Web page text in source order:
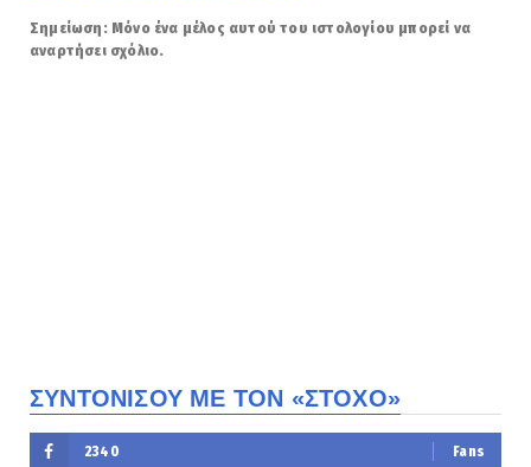
Σημείωση: Μόνο ένα μέλος αυτού του ιστολογίου μπορεί να
αναρτήσει σχόλιο.
ΣΥΝΤΟΝΙΣΟΥ ΜΕ ΤΟΝ «ΣΤΟΧΟ»
2340 Fans